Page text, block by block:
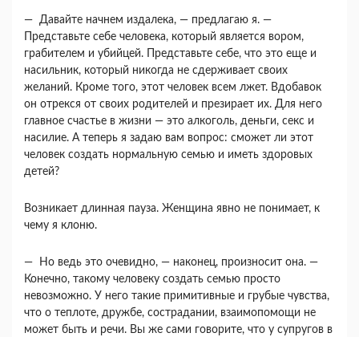
— Давайте начнем издалека, — предлагаю я. —
Представьте себе человека, который является во­ром,
грабителем и убийцей. Представьте себе, что это еще и
насильник, который никогда не сдержи­вает своих
желаний. Кроме того, этот человек всем лжет. Вдобавок
он отрекся от своих родите­лей и презирает их. Для него
главное счастье в жизни — это алкоголь, деньги, секс и
насилие. А теперь я задаю вам вопрос: сможет ли этот
чело­век создать нормальную семью и иметь здоровых
детей?
Возникает длинная пауза. Женщина явно не понимает, к
чему я клоню.
— Но ведь это очевидно, — наконец, произно­сит она. —
Конечно, такому человеку создать се­мью просто
невозможно. У него такие примитив­ные и грубые чувства,
что о теплоте, дружбе, со­страдании, взаимопомощи не
может быть и речи. Вы же сами говорите, что у супругов в